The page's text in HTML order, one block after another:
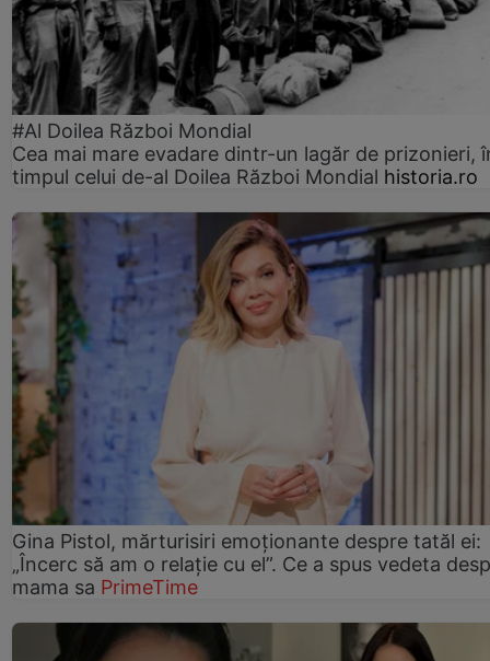
#Al Doilea Război Mondial
Cea mai mare evadare dintr-un lagăr de prizonieri,
timpul celui de-al Doilea Război Mondial historia.ro
Gina Pistol, mărturisiri emoționante despre tatăl ei:
„Încerc să am o relație cu el”. Ce a spus vedeta
mama sa PrimeTime